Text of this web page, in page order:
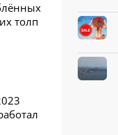
толп